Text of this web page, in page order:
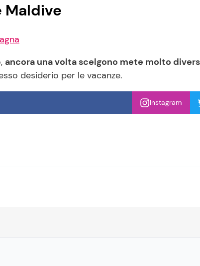
Maldive
ancora una volta scelgono mete molto
desiderio per le vacanze.
Instagram